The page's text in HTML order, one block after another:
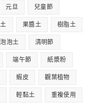
元旦 兒童節
果醬土 樹脂土
泡泡土 清明節
端午節 紙漿粉
蝦皮 觀葉植物
輕黏土 重複使用